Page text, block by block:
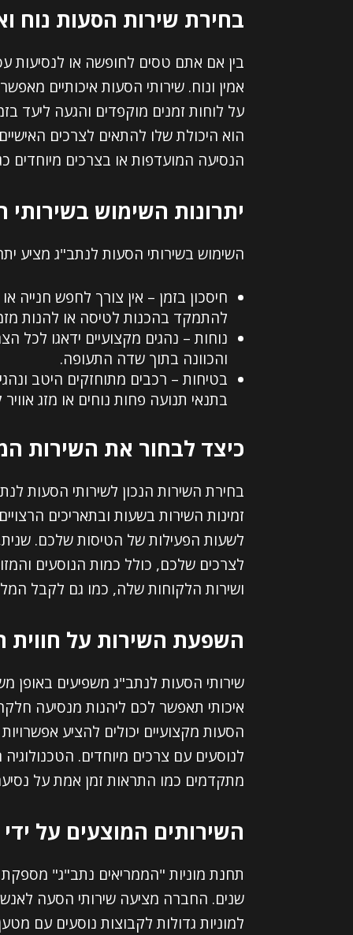
בחירת שירות הסעות נוח
בין אם אתם טסים לחופשה או לנסיעות
אמין ונוח. שירותי הסעות איכותיים
על לוחות זמנים מוקפדים והגעה ליעד
הוא היכולת שלו להתאים לצרכים
הנסיעה המועדפות או בצרכים מיוחדים
יתרונות השימוש בשירותי
השימוש בשירותי הסעות לנתב"ג מציע
חיסכון בזמן – אין צורך לחפש
להתמקד בהכנות לטיסה או להנות
נוחות – נהגים מקצועיים ידאגו
והכוונה בתוך שדה התעופה.
בטיחות – רכבים מתוחזקים היטב
בתנאי תנועה פחות נוחים או מזג
כיצד לבחור את השירות
בחירת השירות הנכון לשירותי הסעות
זמינות השירות בשעות ובתאריכים
לשעות הפעילות של הטיסות שלכם.
לצרכים שלכם, כולל כמות הנוסעים
ושירות הלקוחות שלה, כמו גם לקבל
השפעת השירות על חווית
שירותי הסעות לנתב"ג משפיעים באופן
איכותי תאפשר לכם ליהנות מנסיעה
הסעות מקצועיים יכולים להציע
לנוסעים עם צרכים מיוחדים.
מתקדמים כמו התראות זמן אמת על
השירותים המוצעים על
תחנת מוניות "הממריאים נתב"ג"
שנים. החברה מציעה שירותי הסעה